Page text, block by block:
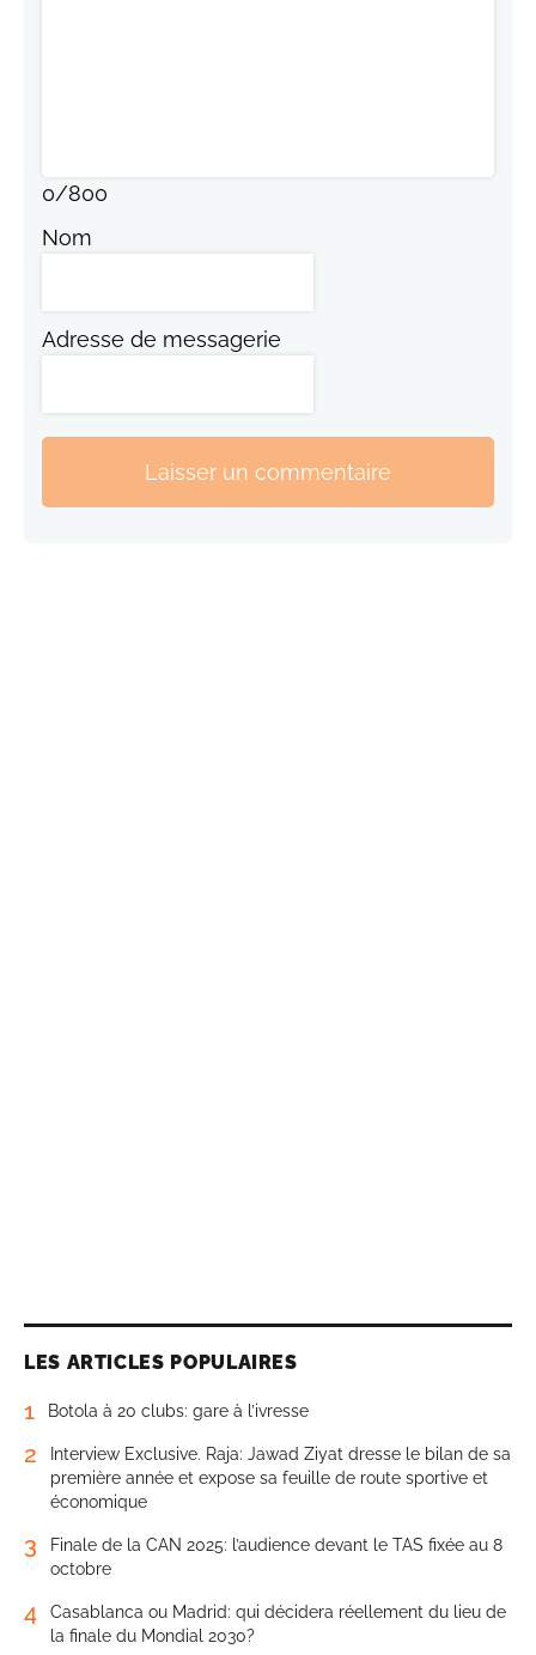
0/800
Nom
Adresse de messagerie
Laisser un commentaire
LES ARTICLES POPULAIRES
1 Botola à 20 clubs: gare à l’ivresse
2
Interview Exclusive. Raja: Jawad Ziyat dresse le bilan de sa
première année et expose sa feuille de route sportive et
économique
3
Finale de la CAN 2025: l’audience devant le TAS fixée au 8
octobre
4
Casablanca ou Madrid: qui décidera réellement du lieu de
la finale du Mondial 2030?